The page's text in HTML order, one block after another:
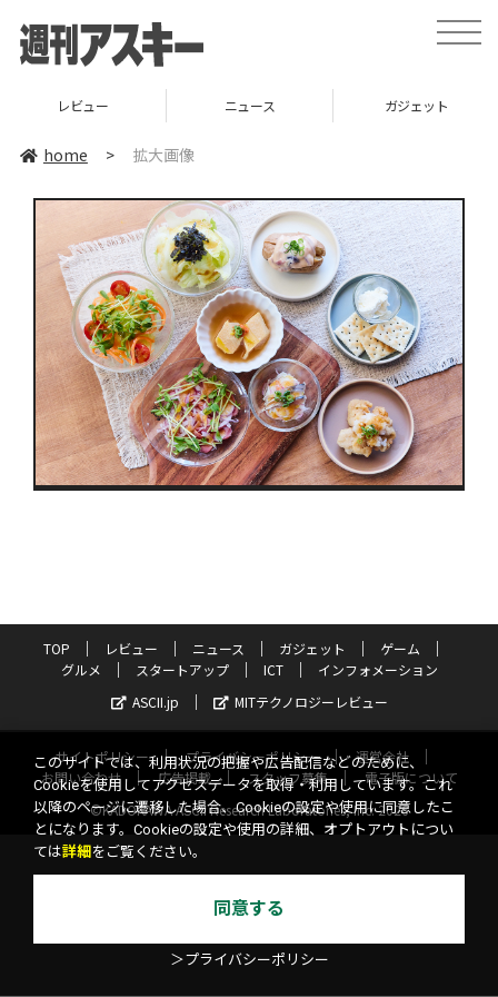
toggle
レビュー ニュース ガジェット
home > 拡大画像
TOP レビュー ニュース ガジェット
ゲーム
グルメ
スタートアップ ICT
インフォメーション
ASCII.jp
MITテクノロジーレビュー
サイトポリシー プライバシーポリシー
運営会社
お問い合わせ
広告掲載 スタッフ募集
電子版について
©KADOKAWA ASCII Research Laboratories, Inc. 2026
このサイトでは、利用状況の把握や広告配信などのために、
Cookieを使用してアクセスデータを取得・利用しています。これ
以降のページに遷移した場合、Cookieの設定や使用に同意したこ
とになります。Cookieの設定や使用の詳細、オプトアウトについ
ては詳細 をご覧ください。
同意する
＞プライバシーポリシー